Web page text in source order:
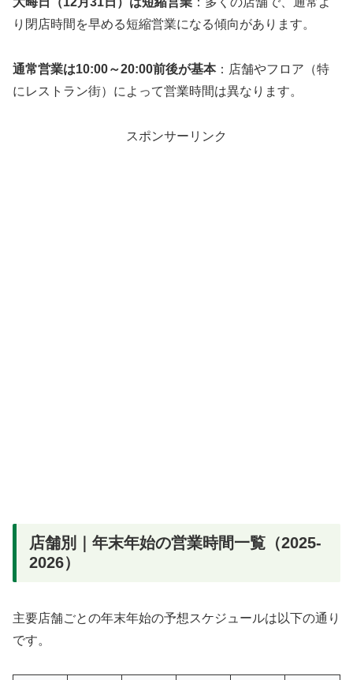
り閉店時間を早める短縮営業になる傾向があります。
通常営業は10:00～20:00前後が基本：店舗やフロア（特
にレストラン街）によって営業時間は異なります。
スポンサーリンク
店舗別｜年末年始の営業時間一覧（2025-
2026）
主要店舗ごとの年末年始の予想スケジュールは以下の通り
です。